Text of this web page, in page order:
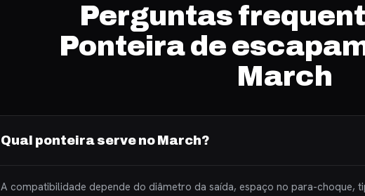
Perguntas
Ponteira de
March
Qual ponteira serve no March?
A compatibilidade depende do diâmetro da saída, espaço no para-choque,